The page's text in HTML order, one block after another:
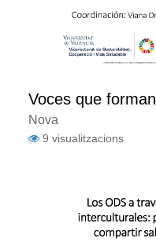
Voces que forman
Nova
9 visualitzacions